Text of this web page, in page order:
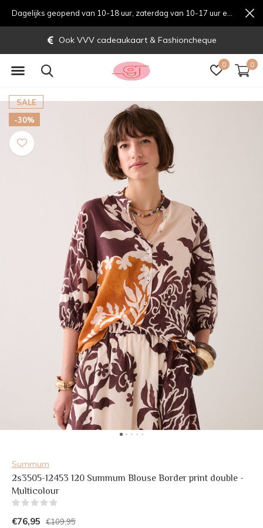
0 0
Ook VVV cadeaukaart & Fashioncheque
SALE
-30%
Summum
2s3505-12453 120 Summum Blouse Border print double -
Multicolour
€76,95
€109,95